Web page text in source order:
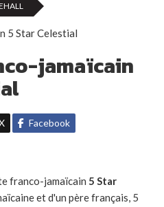
jamaïcain
Facebook
franco-jamaïcain 5 Star
et d'un père français, 5